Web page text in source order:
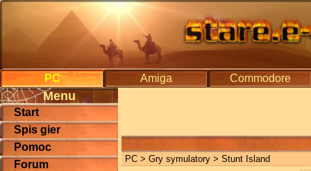
PC Amiga Commodore
Menu
Start
Spis gier
Pomoc
Forum
PC > Gry symulatory > Stunt Island